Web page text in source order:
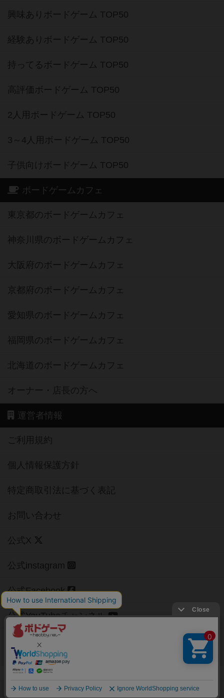
興味ありボードゲーム TOP50
経験ありボードゲーム TOP50
持ってるボードゲーム TOP50
高評価ボードゲーム TOP50
2人用ボードゲーム TOP50
3～4人用ボードゲーム TOP50
子供向けボードゲーム TOP50
ボードゲームカフェ
東京都のボードゲームカフェ
神奈川県のボードゲームカフェ
大阪府のボードゲームカフェ
京都府のボードゲームカフェ
愛知県のボードゲームカフェ
福岡県のボードゲームカフェ
北海道のボードゲームカフェ
オーナー・店長の方へ
運営者情報
ご利用規約
個人情報保護方針
特定商取引法に基づく表記
お問い合わせ
公式X
公式instagram
公式Facebook
公式YouTubeチャンネル